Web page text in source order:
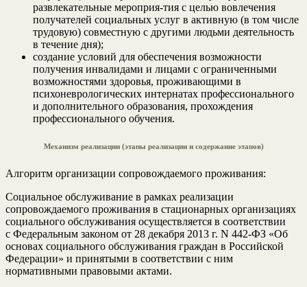
развлекательные мероприя-тия с целью вовлечения
получателей социальных услуг в активную (в том числе
трудовую) совместную с другими людьми деятельность
в течение дня);
создание условий для обеспечения возможности
получения инвалидами и лицами с ограниченными
возможностями здоровья, проживающими в
психоневрологических интернатах профессионального
и дополнительного образования, прохождения
профессионального обучения.
Механизм реализации (этапы реализации и содержание этапов)
Алгоритм организации сопровождаемого проживания:
Социальное обслуживание в рамках реализации
сопровождаемого проживания в стационарных организациях
социального обслуживания осуществляется в соответствии
с Федеральным законом от 28 декабря 2013 г. N 442-ФЗ «Об
основах социального обслуживания граждан в Российской
Федерации» и принятыми в соответствии с ним
нормативными правовыми актами.